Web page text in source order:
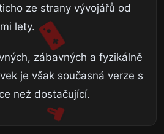
ze strany vývojářů od
lety.
zábavných a fyzikálně
je však současná verze s
než dostačující.